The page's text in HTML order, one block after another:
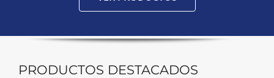
PRODUCTOS DESTACADOS